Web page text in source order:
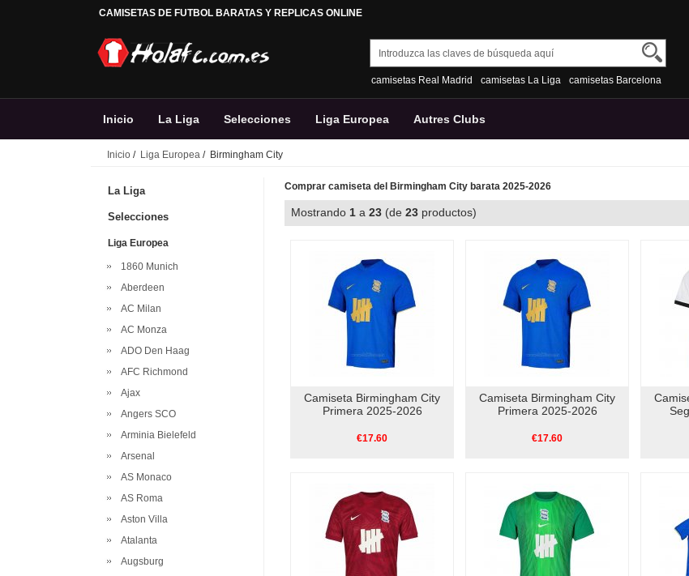
CAMISETAS DE FUTBOL BARATAS Y REPLICAS ONLINE
camisetas Real Madrid camisetas La Liga camisetas Barcelona
Inicio La Liga Selecciones Liga Europea Autres Clubs
Inicio / Liga Europea / Birmingham City
La Liga
Selecciones
Liga Europea
1860 Munich
Aberdeen
AC Milan
AC Monza
ADO Den Haag
AFC Richmond
Ajax
Angers SCO
Arminia Bielefeld
Arsenal
AS Monaco
AS Roma
Aston Villa
Atalanta
Augsburg
Comprar camiseta del Birmingham City barata 2025-2026
Mostrando 1 a 23 (de 23 productos)
Camiseta Birmingham City
Primera 2025-2026
€17.60
Camiseta Birmingham City
Primera 2025-2026
€17.60